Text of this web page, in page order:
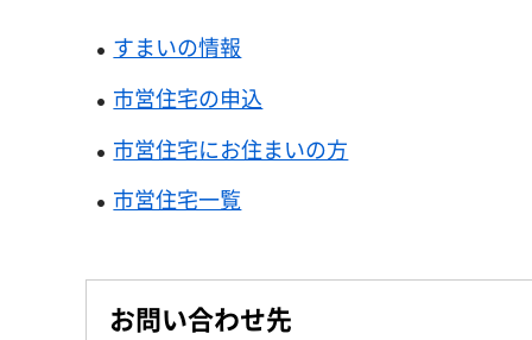
すまいの情報
市営住宅の申込
市営住宅にお住まいの方
市営住宅一覧
お問い合わせ先